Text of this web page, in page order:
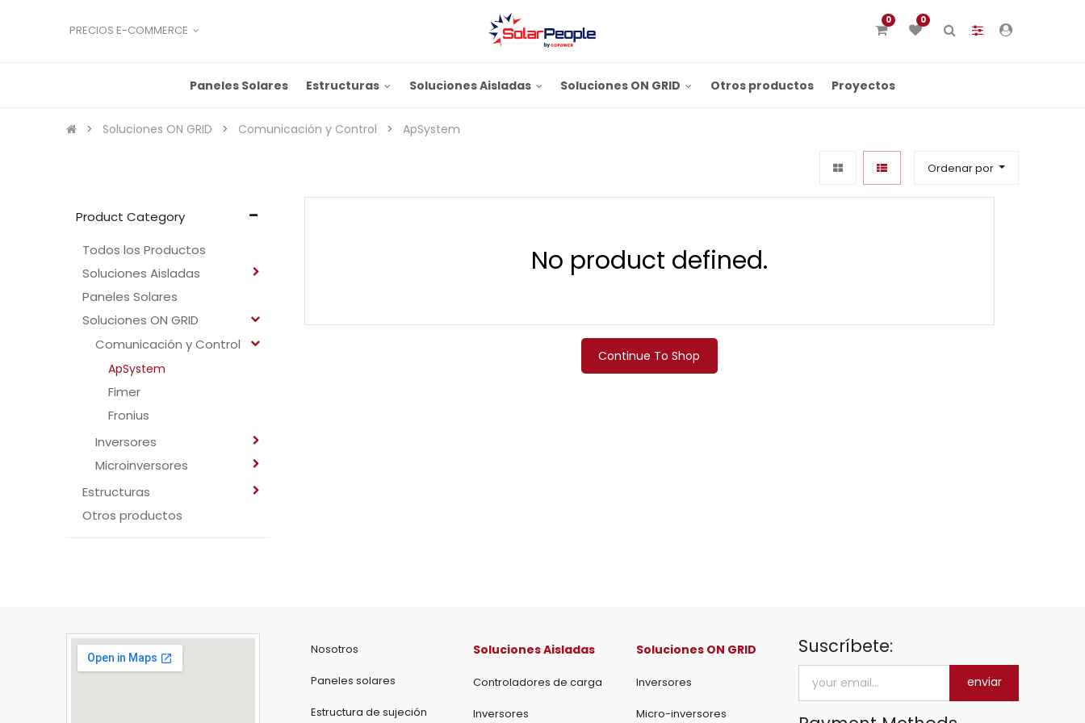
PRECIOS E-COMMERCE
0 0
Paneles Solares Estructuras Soluciones Aisladas Soluciones ON GRID Otros productos Proyectos
Soluciones ON GRID Comunicación y Control ApSystem
Ordenar por
Product Category
Todos los Productos
Soluciones Aisladas
Paneles Solares
Soluciones ON GRID
Comunicación y Control
ApSystem
Fimer
Fronius
Inversores
Microinversores
Estructuras
Otros productos
No product defined.
Continue To Shop
Nosotros
Paneles solares
Estructura de sujeción
Soluciones Aisladas
Controladores de carga
Inversores
Soluciones ON GRID
Inversores
Micro-inversores
Suscríbete:
enviar